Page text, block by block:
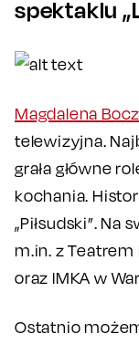
spektaklu
Magdalena
telewizyjna.
grała główne
kochania.
„Piłsudski”. Na
m.in. z
oraz IMKA w
Ostatnio